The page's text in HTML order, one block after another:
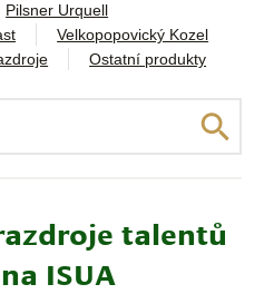
Pilsner Urquell
Velkopopovický Kozel
Ostatní produkty
talentů
ISUA